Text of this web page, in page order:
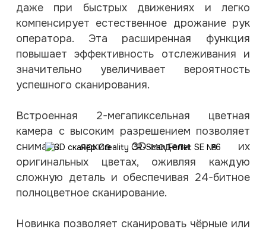
даже при быстрых движениях и легко
компенсирует естественное дрожание рук
оператора. Эта расширенная функция
повышает эффективность отслеживания и
значительно увеличивает вероятность
успешного сканирования.
Встроенная 2-мегапиксельная цветная
камера с высоким разрешением позволяет
снимать яркие 3D-модели в их
оригинальных цветах, оживляя каждую
сложную деталь и обеспечивая 24-битное
полноцветное сканирование.
Новинка позволяет сканировать чёрные или